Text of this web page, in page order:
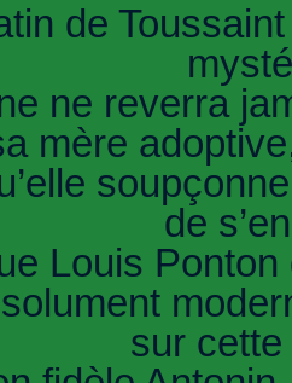
de
ne reverra
mère
de
Louis
sur